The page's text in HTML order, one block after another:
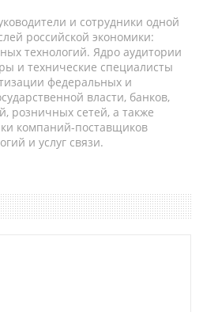
и сотрудники одной
российской экономики:
технологий. Ядро аудитории
и технические специалисты
федеральных и
власти, банков,
розничных сетей, а также
компаний-поставщиков
и услуг связи.